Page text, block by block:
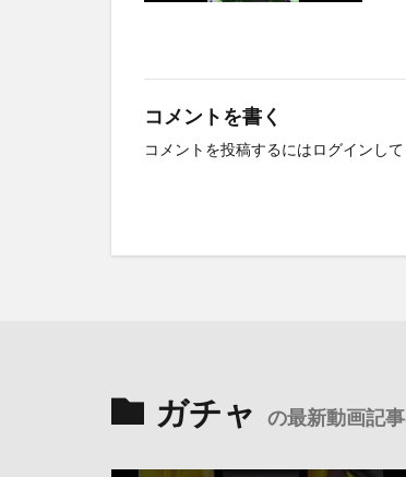
コメントを書く
コメントを投稿するにはログイン し
ガチャ の最新動画記